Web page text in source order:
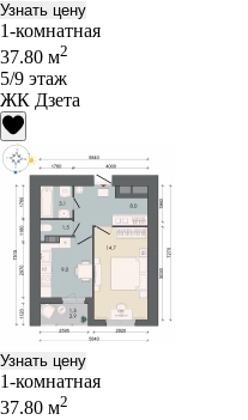
Узнать цену
1-комнатная
37.80 м2
5/9 этаж
ЖК Дзета
Узнать цену
1-комнатная
37.80 м2